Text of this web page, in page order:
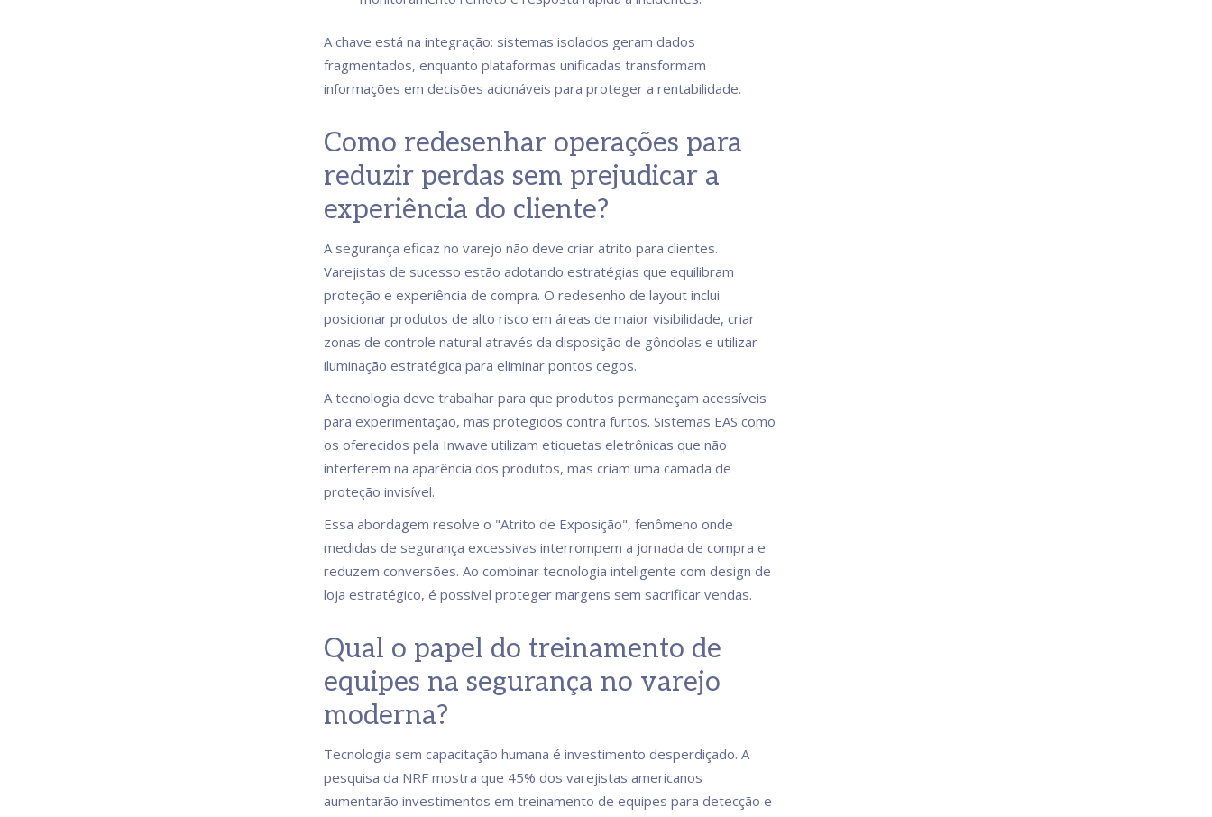
A chave está na integração: sistemas isolados geram dados
fragmentados, enquanto plataformas unificadas transformam
informações em decisões acionáveis para proteger a rentabilidade.
Como redesenhar operações para
reduzir perdas sem prejudicar a
experiência do cliente?
A segurança eficaz no varejo não deve criar atrito para clientes.
Varejistas de sucesso estão adotando estratégias que equilibram
proteção e experiência de compra. O redesenho de layout inclui
posicionar produtos de alto risco em áreas de maior visibilidade, criar
zonas de controle natural através da disposição de gôndolas e utilizar
iluminação estratégica para eliminar pontos cegos.
A tecnologia deve trabalhar para que produtos permaneçam acessíveis
para experimentação, mas protegidos contra furtos. Sistemas EAS como
os oferecidos pela Inwave utilizam etiquetas eletrônicas que não
interferem na aparência dos produtos, mas criam uma camada de
proteção invisível.
Essa abordagem resolve o "Atrito de Exposição", fenômeno onde
medidas de segurança excessivas interrompem a jornada de compra e
reduzem conversões. Ao combinar tecnologia inteligente com design de
loja estratégico, é possível proteger margens sem sacrificar vendas.
Qual o papel do treinamento de
equipes na segurança no varejo
moderna?
Tecnologia sem capacitação humana é investimento desperdiçado. A
pesquisa da NRF mostra que 45% dos varejistas americanos
aumentarão investimentos em treinamento de equipes para detecção e